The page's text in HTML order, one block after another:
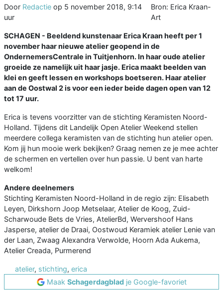
Door Redactie op 5 november 2018, 9:14
uur
Bron: Erica Kraan-
Art
SCHAGEN - Beeldend kunstenaar Erica Kraan heeft per 1
november haar nieuwe atelier geopend in de
OndernemersCentrale in Tuitjenhorn. In haar oude atelier
groeide ze namelijk uit haar jasje. Erica maakt beelden van
klei en geeft lessen en workshops boetseren. Haar atelier
aan de Oostwal 2 is voor een ieder beide dagen open van 12
tot 17 uur.
Erica is tevens voorzitter van de stichting Keramisten Noord-
Holland. Tijdens dit Landelijk Open Atelier Weekend stellen
meerdere collega keramisten van de stichting hun atelier open.
Kom jij hun mooie werk bekijken? Graag nemen ze je mee achter
de schermen en vertellen over hun passie. U bent van harte
welkom!
Andere deelnemers
Stichting Keramisten Noord-Holland in de regio zijn: Elisabeth
Leyen, Dirkshorn Joop Metselaar, Atelier de Koog, Zuid-
Scharwoude Bets de Vries, AtelierBd, Wervershoof Hans
Jasperse, atelier de Draai, Oostwoud Keramiek atelier Lenie van
der Laan, Zwaag Alexandra Verwolde, Hoorn Ada Aukema,
Atelier Creada, Purmerend
atelier, stichting, erica
Maak Schagerdagbladje Google-favoriet